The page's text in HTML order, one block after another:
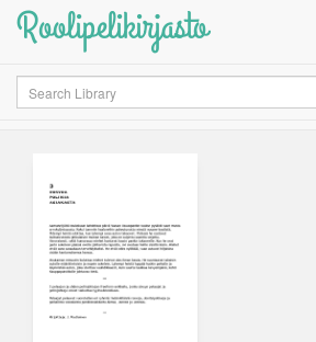
Roolipelikirjasto
Search